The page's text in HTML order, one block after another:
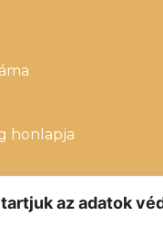
az adatok
honlapja